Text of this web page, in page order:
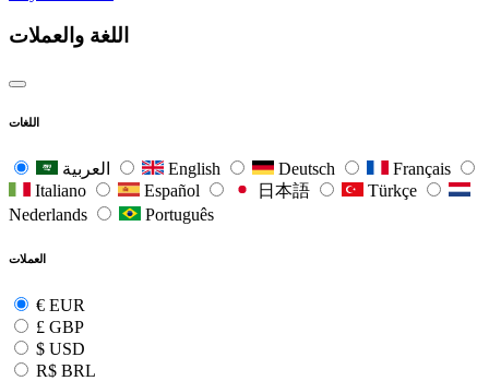
اللغة والعملات
اللغات
English Deutsch
Français
Italiano
Español 日本語
Türkçe
Nederlands
Português
العملات
€ EUR
£ GBP
$ USD
R$ BRL